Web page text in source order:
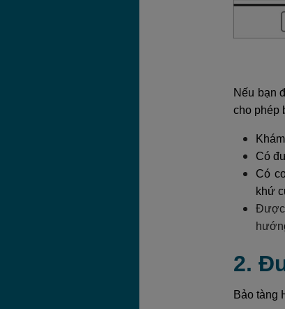
Nếu bạn
cho phép
Có
Có
khứ
Được
2.
Bảo tàng